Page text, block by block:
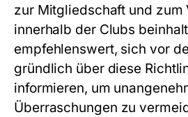
zur Mitgliedschaft und zum
innerhalb der Clubs
empfehlenswert, sich vor
gründlich über diese
informieren, um
Überraschungen zu